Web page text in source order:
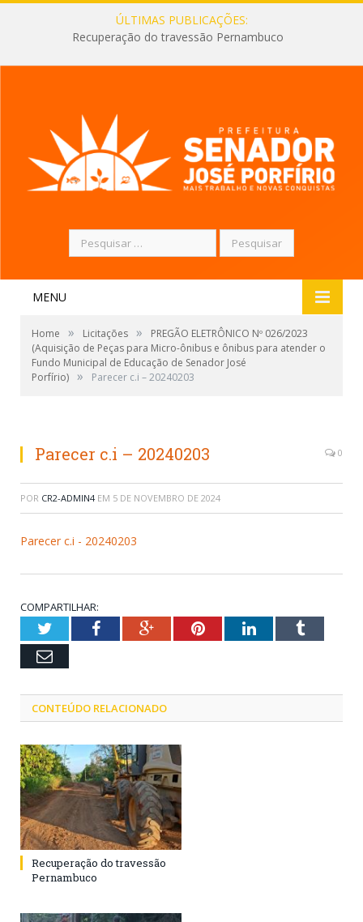
ÚLTIMAS PUBLICAÇÕES:
Recuperação do travessão Pernambuco
Pesquisar
por:
MENU
Home » Licitações »
PREGÃO ELETRÔNICO Nº 026/2023
(Aquisição de Peças para Micro-ônibus e ônibus para atender o
Fundo Municipal de Educação de Senador José
Porfírio) » Parecer c.i – 20240203
Parecer c.i – 20240203 0
POR CR2-ADMIN4 EM 5 DE NOVEMBRO DE 2024
Parecer c.i - 20240203
COMPARTILHAR:
TwitterFacebookGoogle+PinterestLinkedInTumblr
Email
CONTEÚDO RELACIONADO
Recuperação do travessão
Pernambuco